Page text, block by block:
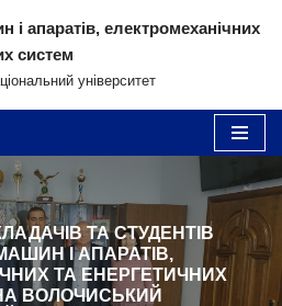
апаратів, електромеханічних
систем
університет
ТА СТУДЕНТІВ
І АПАРАТІВ,
ТА ЕНЕРГЕТИЧНИХ
ВОЛОЧИСЬКИЙ